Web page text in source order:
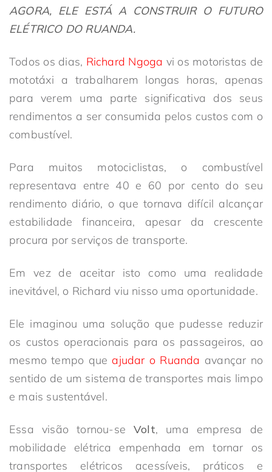
AGORA, ELE ESTÁ A CONSTRUIR O FUTURO
ELÉTRICO DO RUANDA.
Todos os dias, Richard Ngoga vi os motoristas de
mototáxi a trabalharem longas horas, apenas
para verem uma parte significativa dos seus
rendimentos a ser consumida pelos custos com o
combustível.
Para muitos motociclistas, o combustível
representava entre 40 e 60 por cento do seu
rendimento diário, o que tornava difícil alcançar
estabilidade financeira, apesar da crescente
procura por serviços de transporte.
Em vez de aceitar isto como uma realidade
inevitável, o Richard viu nisso uma oportunidade.
Ele imaginou uma solução que pudesse reduzir
os custos operacionais para os passageiros, ao
mesmo tempo que ajudar o Ruanda avançar no
sentido de um sistema de transportes mais limpo
e mais sustentável.
Essa visão tornou-seVolt, uma empresa de
mobilidade elétrica empenhada em tornar os
transportes elétricos acessíveis, práticos e